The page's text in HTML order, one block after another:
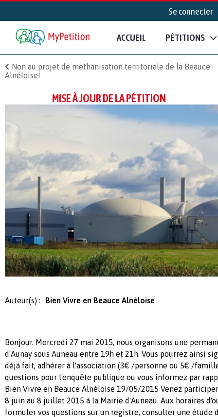
Se connecter
ACCUEIL PÉTITIONS
Non au projet de méthanisation territoriale de la Beauce
Alnéloise!
MISE À JOUR DE LA PÉTITION
Auteur(s) : Bien Vivre en Beauce Alnéloise
Bonjour. Mercredi 27 mai 2015, nous organisons une
d'Aunay sous Auneau entre 19h et 21h. Vous pourrez ainsi
déjà fait, adhérer à l'association (3€ /personne ou 5€ /
questions pour l'enquête publique ou vous informez par
Bien Vivre en Beauce Alnéloise 19/05/2015 Venez
8 juin au 8 juillet 2015 à la Mairie d'Auneau. Aux horaires
formuler vos questions sur un registre, consulter une étude